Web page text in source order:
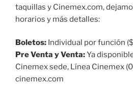
taquillas y Cinemex.com,
horarios y más detalles:
Boletos: Individual por función
Pre Venta y Venta:Ya
Cinemex sede, Línea Cinemex
cinemex.com